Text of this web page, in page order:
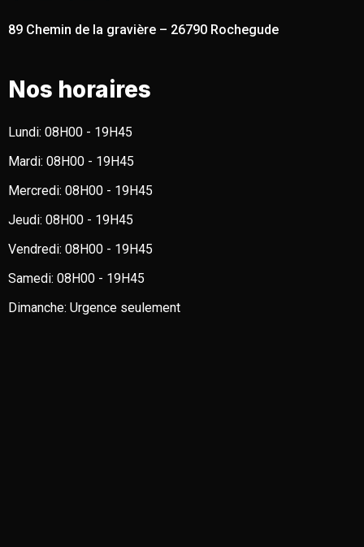
89 Chemin de la gravière – 26790 Rochegude
Nos horaires
Lundi: 08H00 - 19H45
Mardi: 08H00 - 19H45
Mercredi: 08H00 - 19H45
Jeudi: 08H00 - 19H45
Vendredi: 08H00 - 19H45
Samedi: 08H00 - 19H45
Dimanche: Urgence seulement